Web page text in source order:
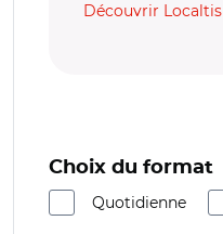
Découvrir Localtis
Choix du format
Quotidienne